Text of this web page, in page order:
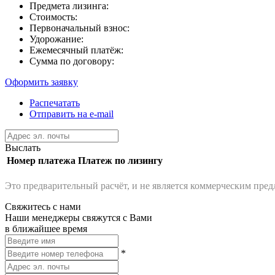
Предмета лизинга:
Стоимость:
Первоначальный взнос:
Удорожание:
Ежемесячный платёж:
Сумма по договору:
Оформить заявку
Распечатать
Отправить на e-mail
Выслать
Номер платежа Платеж по лизингу
Это предварительный расчёт, и не является коммерческим
Свяжитесь с нами
Наши менеджеры свяжутся с Вами
в ближайшее время
*